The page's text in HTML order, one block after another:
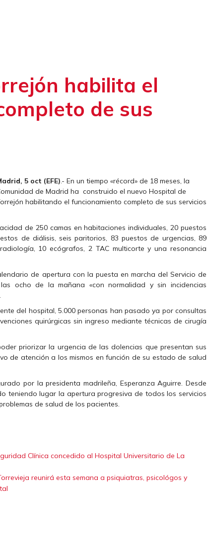
habilita el
de sus
5 oct (EFE).- En un tiempo «récord» de 18 meses, la
de Madrid ha construido el nuevo Hospital de
habilitando el funcionamiento completo de sus servicios
de 250 camas en habitaciones individuales, 20 puestos
de diálisis, seis paritorios, 83 puestos de urgencias, 89
10 ecógrafos, 2 TAC multicorte y una resonancia
de apertura con la puesta en marcha del Servicio de
ocho de la mañana «con normalidad y sin incidencias
del hospital, 5.000 personas han pasado ya por consultas
quirúrgicas sin ingreso mediante técnicas de cirugía
priorizar la urgencia de las dolencias que presentan sus
de atención a los mismos en función de su estado de salud
por la presidenta madrileña, Esperanza Aguirre. Desde
teniendo lugar la apertura progresiva de todos los servicios
de salud de los pacientes.
Clínica concedido al Hospital Universitario de La
reunirá esta semana a psiquiatras, psicológos y